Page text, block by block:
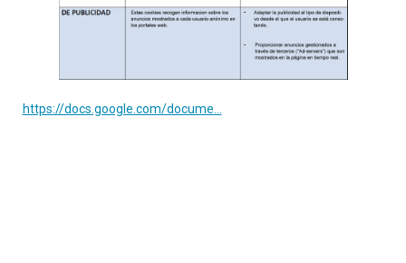
https://docs.google.com/docume...